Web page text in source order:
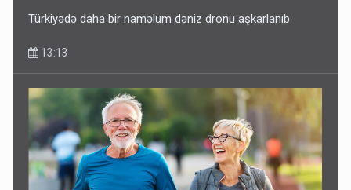
Türkiyədə daha bir naməlum dəniz dronu aşkarlanıb
13:13